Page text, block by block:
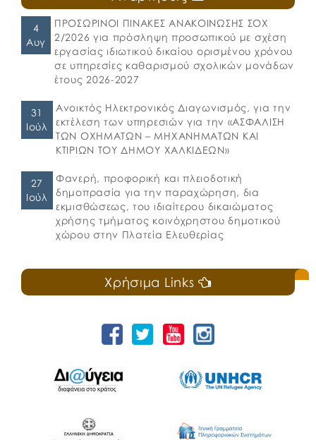
4
Αυγ
ΠΡΟΣΩΡΙΝΟΙ ΠΙΝΑΚΕΣ ΑΝΑΚΟΙΝΩΣΗΣ ΣΟΧ
2/2026 για πρόσληψη προσωπικού με σχέση
εργασίας ιδιωτικού δικαίου ορισμένου χρόνου
σε υπηρεσίες καθαρισμού σχολικών μονάδων
έτους 2026-2027
31
Ιούλ
Ανοικτός Ηλεκτρονικός Διαγωνισμός, για την
εκτέλεση των υπηρεσιών για την «ΑΣΦΑΛΙΣΗ
ΤΩΝ ΟΧΗΜΑΤΩΝ – ΜΗΧΑΝΗΜΑΤΩΝ ΚΑΙ
ΚΤΙΡΙΩΝ ΤΟΥ ΔΗΜΟΥ ΧΑΛΚΙΔΕΩΝ»
27
Ιούλ
Φανερή, προφορική και πλειοδοτική
δημοπρασία για την παραχώρηση, δια
εκμισθώσεως, του ιδιαίτερου δικαιώματος
χρήσης τμήματος κοινόχρηστου δημοτικού
χώρου στην Πλατεία Ελευθερίας
Χρήσιμα Links